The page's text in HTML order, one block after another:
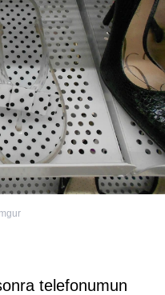
telefonumun